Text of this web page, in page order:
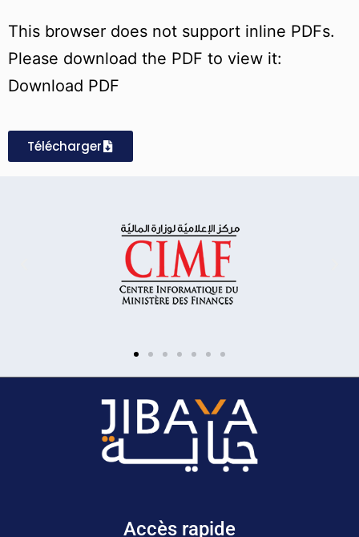
This browser does not support inline PDFs.
Please download the PDF to view it:
Download PDF
Télécharger
Accès rapide